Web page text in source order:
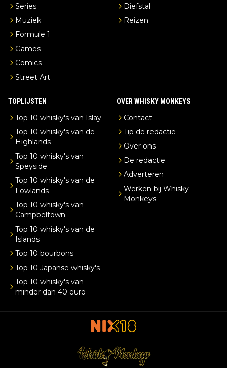
Series
Muziek
Formule 1
Games
Comics
Street Art
Diefstal
Reizen
TOPLIJSTEN
Top 10 whisky's van Islay
Top 10 whisky's van de
Highlands
Top 10 whisky's van
Speyside
Top 10 whisky's van de
Lowlands
Top 10 whisky's van
Campbeltown
Top 10 whisky's van de
Islands
Top 10 bourbons
Top 10 Japanse whisky's
Top 10 whisky's van
minder dan 40 euro
OVER WHISKY MONKEYS
Contact
Tip de redactie
Over ons
De redactie
Adverteren
Werken bij Whisky
Monkeys